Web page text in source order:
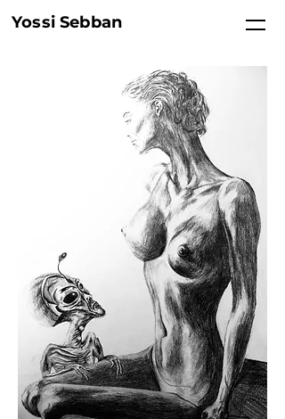
Yossi Sebban